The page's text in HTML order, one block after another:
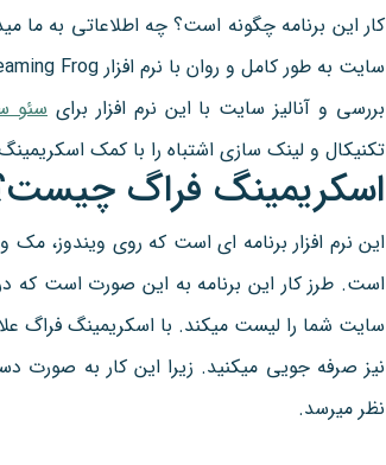
کار این برنامه چگونه است؟ چه اطلاعاتی به ما
سایت به طور کامل و روان با نرم افزار Screaming Frog آشنا خواهید شد.
بررسی و آنالیز سایت با این نرم افزار برای سئو
تکنیکال و لینک سازی اشتباه را با کمک
اسکریمینگ فراگ
این نرم افزار برنامه ای است که روی ویندوز،
است. طرز کار این برنامه به این صورت است که
سایت شما را لیست میکند. با اسکریمینگ فراگ
نیز صرفه جویی میکنید. زیرا این کار به صورت
نظر میرسد.